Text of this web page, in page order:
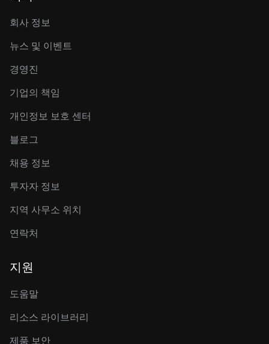
회사 정보
뉴스 및 이벤트
경영진
기업의 책임
개인정보 보호 센터
블로그
채용 정보
투자자 정보
지역 사무소 위치
연락처
지원
도움말
리소스 라이브러리
제품 보안